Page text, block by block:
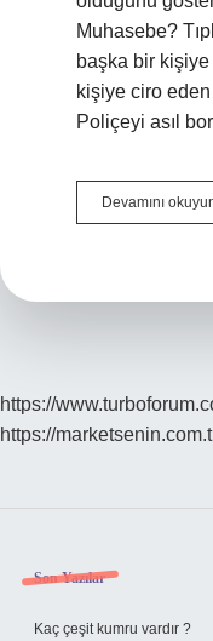
Muhasebe?
başka bir
kişiye ciro
Poliçeyi asıl
Devamını
https://
https://
Sidebar
Son Yazılar
Kaç çeşit kumru vardır ?